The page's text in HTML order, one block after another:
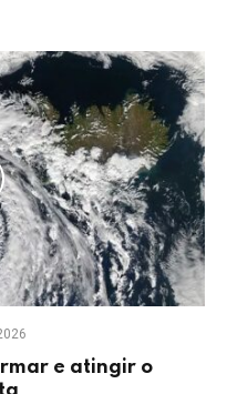
e atingir o